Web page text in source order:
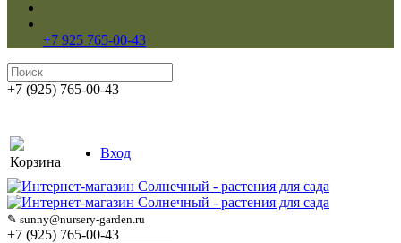
+7 925 765-00-43
+7 (925) 765-00-43
Корзина
Вход
✎ sunny@nursery-garden.ru
+7 (925) 765-00-43